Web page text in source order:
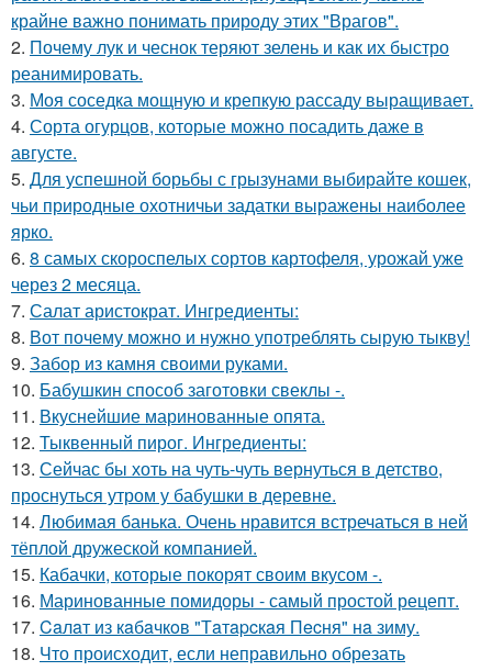
крайне важно понимать природу этих "Врагов".
2. Почему лук и чеснок теряют зелень и как их быстро
реанимировать.
3. Моя соседка мощную и крепкую рассаду выращивает.
4. Сорта огурцов, которые можно посадить даже в
августе.
5. Для успешной борьбы с грызунами выбирайте кошек,
чьи природные охотничьи задатки выражены наиболее
ярко.
6. 8 самых скороспелых сортов картофеля, урожай уже
через 2 месяца.
7. Салат аристократ. Ингредиенты:
8. Вот почему можно и нужно употреблять сырую тыкву!
9. Забор из камня своими руками.
10. Бабушкин способ заготовки свеклы -.
11. Вкуснейшие маринованные опята.
12. Тыквенный пирог. Ингредиенты:
13. Сейчас бы хоть на чуть-чуть вернуться в детство,
проснуться утром у бабушки в деревне.
14. Любимая банька. Очень нравится встречаться в ней
тёплой дружеской компанией.
15. Кабачки, которые покорят своим вкусом -.
16. Маринованные помидоры - самый простой рецепт.
17. Caлaт из кaбaчкoв "Тaтapcкaя Пecня" нa зиму.
18. Что происходит, если неправильно обрезать